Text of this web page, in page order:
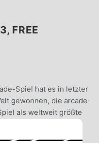
FREE
Spiel hat es in letzter
gewonnen, die arcade-
als weltweit größte
Spiele
Ihre beste Wahl.